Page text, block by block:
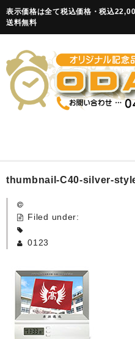
表示価格は全て税込価格・税込
送料無料
HOME
卒園記念品
カード付フォトフレームクロッ
目覚まし時計(集合＋個別)
メロディ時計(集合)
thumbnail-C40-silver-
Filed under:
0123